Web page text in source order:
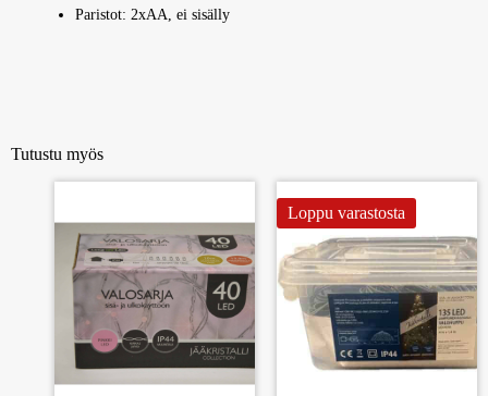
Paristot: 2xAA, ei sisälly
Tutustu myös
Loppu varastosta